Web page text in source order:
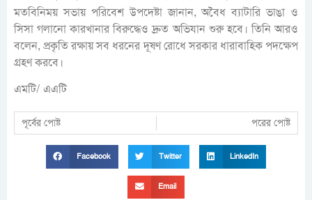
মতবিনিময় সভায় পরিবেশ উপদেষ্টা জানান, অবৈধ ব্যাটারি ভাঙা ও
সিসা গলানো কারখানার বিরুদ্ধেও দ্রুত অভিযান শুরু হবে। তিনি আরও
বলেন, প্রকৃতি রক্ষায় সব ধরনের দূষণ রোধে সরকার ধারাবাহিক পদক্ষেপ
গ্রহণ করবে।
এমটি/ এএটি
পূর্বের পোষ্ট পরের পোষ্ট
Facebook Twitter LinkedIn
Email